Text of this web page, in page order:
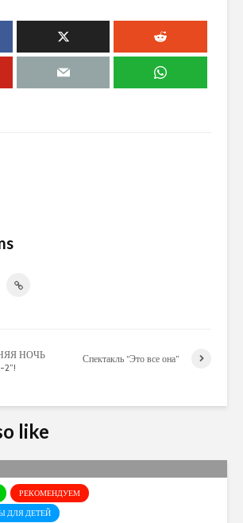
НОЧЬ
Спектакль “Это все она”
like
РЕКОМЕНДУЕМ
ДЛЯ ДЕТЕЙ